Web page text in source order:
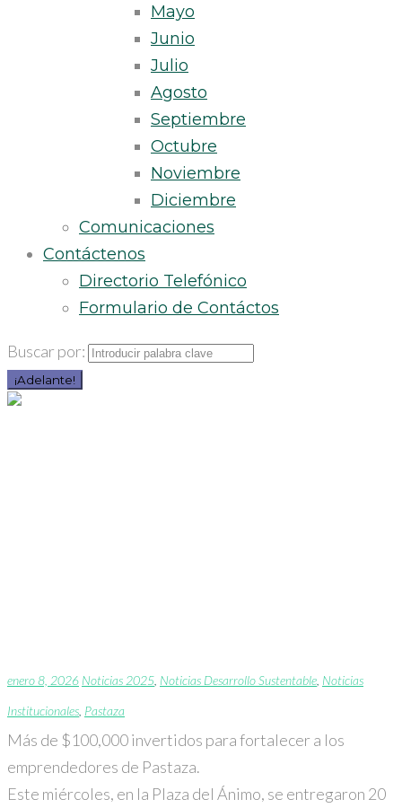
Mayo
Junio
Julio
Agosto
Septiembre
Octubre
Noviembre
Diciembre
Comunicaciones
Contáctenos
Directorio Telefónico
Formulario de Contáctos
Buscar por:
¡Adelante!
enero 8, 2026 Noticias 2025 Noticias Desarrollo Sustentable Noticias
Institucionales Pastaza
Más de $100,000 invertidos para fortalecer a los
emprendedores de Pastaza.
Este miércoles, en la Plaza del Ánimo, se entregaron 20